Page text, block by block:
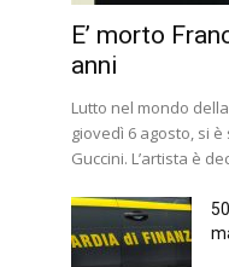
E’ morto
anni
Lutto nel mondo
giovedì 6 agosto, si è
Guccini. L’artista è